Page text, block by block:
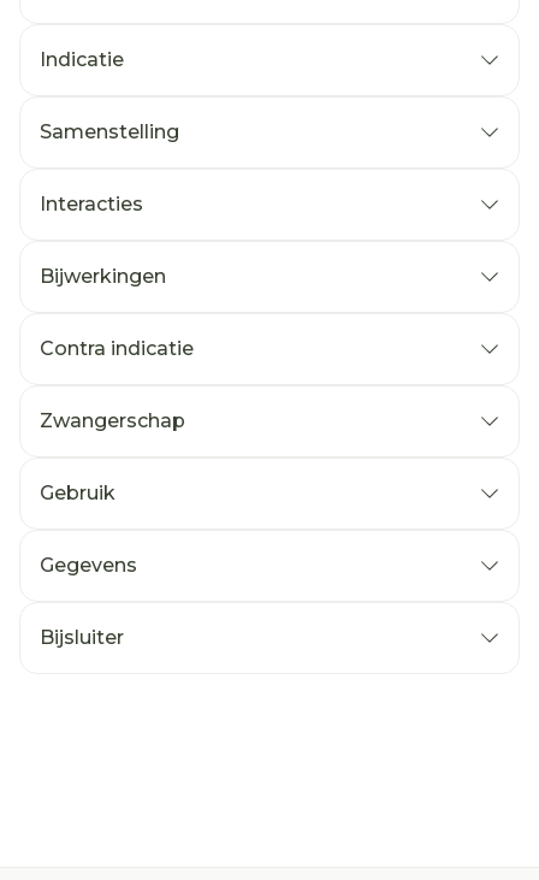
Indicatie
Samenstelling
Interacties
Bijwerkingen
Contra indicatie
Zwangerschap
Gebruik
Gegevens
Bijsluiter